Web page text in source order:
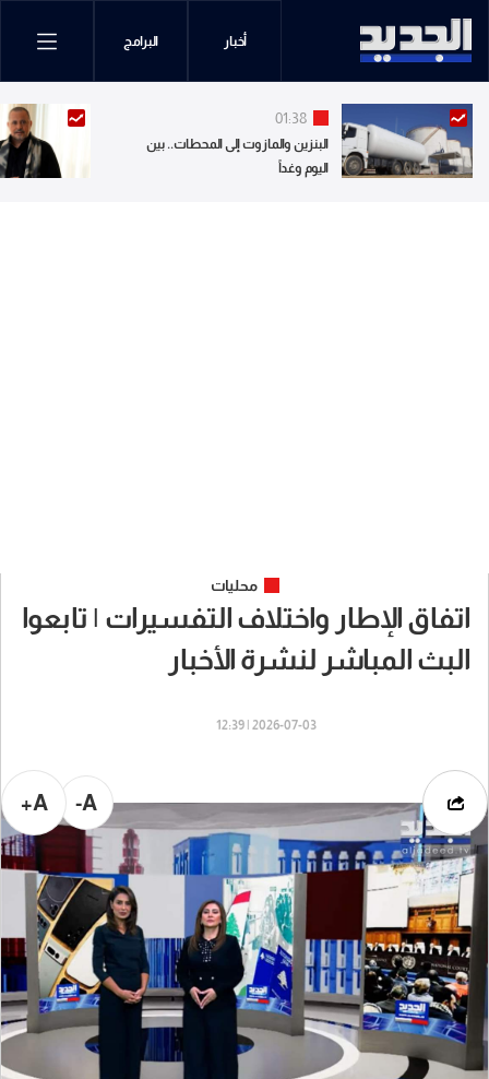
أخبار البرامج
01:38
البنزين والمازوت إلى المحطات.. بين
اليوم وغداً
محليات
اتفاق الإطار واختلاف التفسيرات | تابعوا
البث المباشر لنشرة الأخبار
2026-07-03 | 12:39
A-
A+